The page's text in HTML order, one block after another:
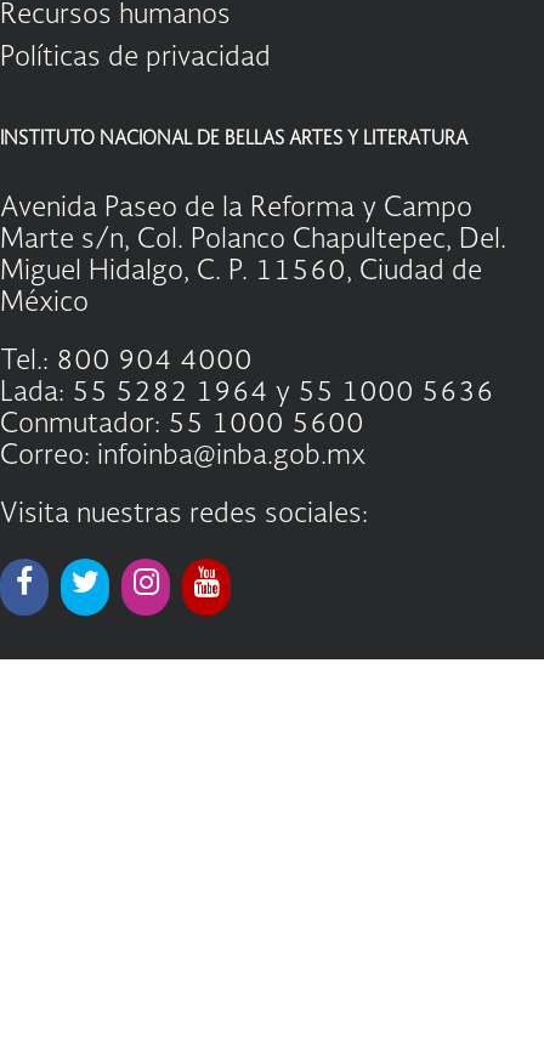
Recursos humanos
Políticas de privacidad
INSTITUTO NACIONAL DE BELLAS ARTES Y LITERATURA
Avenida Paseo de la Reforma y Campo
Marte s/n, Col. Polanco Chapultepec, Del.
Miguel Hidalgo, C. P. 11560, Ciudad de
México
Tel.: 800 904 4000
Lada: 55 5282 1964 y 55 1000 5636
Conmutador: 55 1000 5600
Correo: infoinba@inba.gob.mx
Visita nuestras redes sociales: